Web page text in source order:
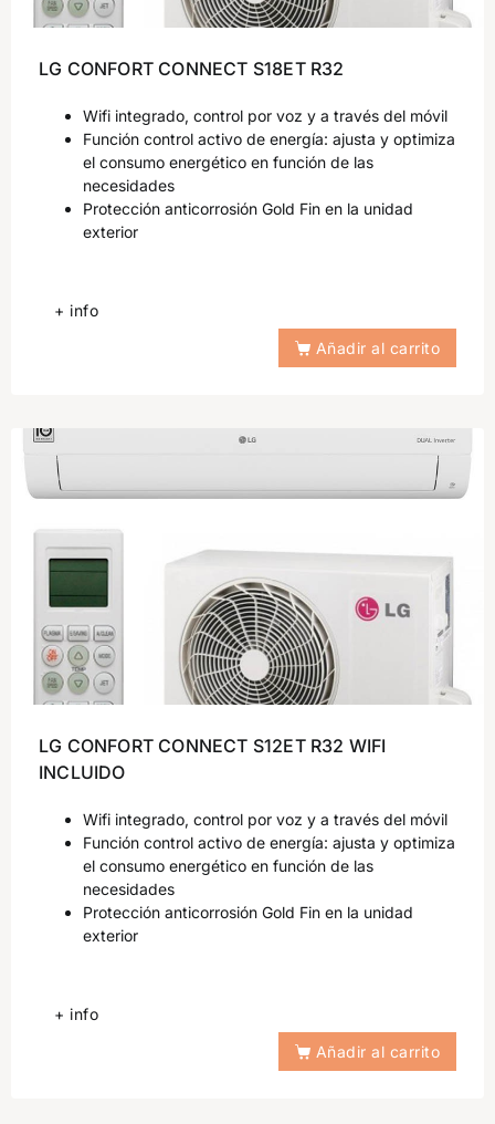
LG CONFORT CONNECT S18ET R32
Wifi integrado, control por voz y a través del móvil
Función control activo de energía: ajusta y optimiza
el consumo energético en función de las
necesidades
Protección anticorrosión Gold Fin en la unidad
exterior
+ info
Añadir al carrito
LG CONFORT CONNECT S12ET R32 WIFI
INCLUIDO
Wifi integrado, control por voz y a través del móvil
Función control activo de energía: ajusta y optimiza
el consumo energético en función de las
necesidades
Protección anticorrosión Gold Fin en la unidad
exterior
+ info
Añadir al carrito